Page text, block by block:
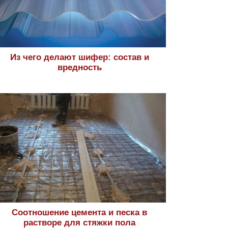
Из чего делают шифер: состав и
вредность
Соотношение цемента и песка в
растворе для стяжки пола